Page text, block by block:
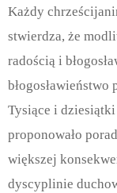
Każdy
stwierdza, że
radością i
Tysiące i
proponowało
większej
dyscyplinie